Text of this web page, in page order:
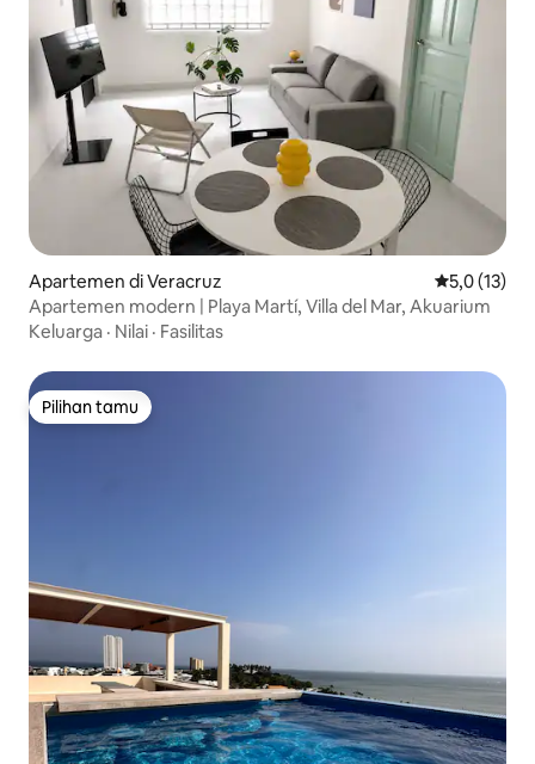
Apartemen di Veracruz Nilai rata-
5,0 (13)
Apartemen modern | Playa Martí, Villa del Mar, Akuarium
Keluarga · Nilai · Fasilitas
Pilihan tamu
Pilihan tamu